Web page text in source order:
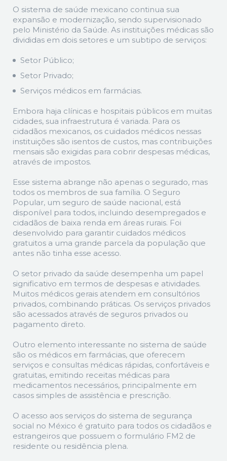
O sistema de saúde mexicano continua sua
expansão e modernização, sendo supervisionado
pelo Ministério da Saúde. As instituições médicas são
divididas em dois setores e um subtipo de serviços:
Setor Público;
Setor Privado;
Serviços médicos em farmácias.
Embora haja clínicas e hospitais públicos em muitas
cidades, sua infraestrutura é variada. Para os
cidadãos mexicanos, os cuidados médicos nessas
instituições são isentos de custos, mas contribuições
mensais são exigidas para cobrir despesas médicas,
através de impostos.
Esse sistema abrange não apenas o segurado, mas
todos os membros de sua família. O Seguro
Popular, um seguro de saúde nacional, está
disponível para todos, incluindo desempregados e
cidadãos de baixa renda em áreas rurais. Foi
desenvolvido para garantir cuidados médicos
gratuitos a uma grande parcela da população que
antes não tinha esse acesso.
O setor privado da saúde desempenha um papel
significativo em termos de despesas e atividades.
Muitos médicos gerais atendem em consultórios
privados, combinando práticas. Os serviços privados
são acessados através de seguros privados ou
pagamento direto.
Outro elemento interessante no sistema de saúde
são os médicos em farmácias, que oferecem
serviços e consultas médicas rápidas, confortáveis e
gratuitas, emitindo receitas médicas para
medicamentos necessários, principalmente em
casos simples de assistência e prescrição.
O acesso aos serviços do sistema de segurança
social no México é gratuito para todos os cidadãos e
estrangeiros que possuem o formulário FM2 de
residente ou residência plena.